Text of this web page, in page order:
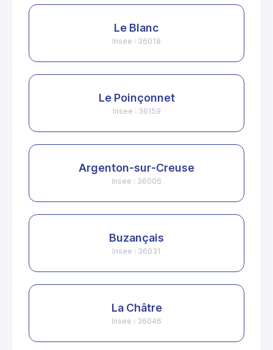
Le Blanc
Insee : 36018
Le Poinçonnet
Insee : 36159
Argenton-sur-Creuse
Insee : 36006
Buzançais
Insee : 36031
La Châtre
Insee : 36046